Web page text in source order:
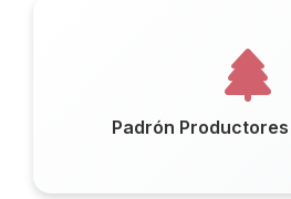
Padrón